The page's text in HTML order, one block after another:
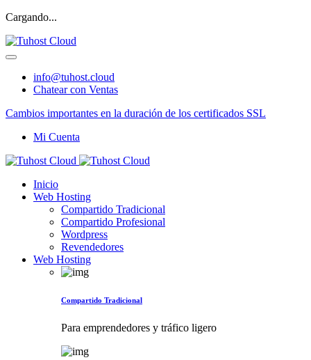
Cargando...
info@tuhost.cloud
Chatear con Ventas
Cambios importantes en la duración de los certificados SSL
Mi Cuenta
Inicio
Web Hosting
Compartido Tradicional
Compartido Profesional
Wordpress
Revendedores
Web Hosting
Compartido Tradicional
Para emprendedores y tráfico ligero